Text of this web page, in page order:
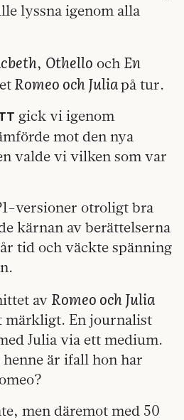
lyssna igenom alla
, Othello och En
Romeo och Juliapå tur.
gick vi igenom
mot den nya
valde vi vilken som var
versioner otroligt bra
kärnan av berättelserna
tid och väckte spänning
av Romeo och Julia
märkligt. En journalist
Julia via ett medium.
är ifall hon har
men däremot med 50